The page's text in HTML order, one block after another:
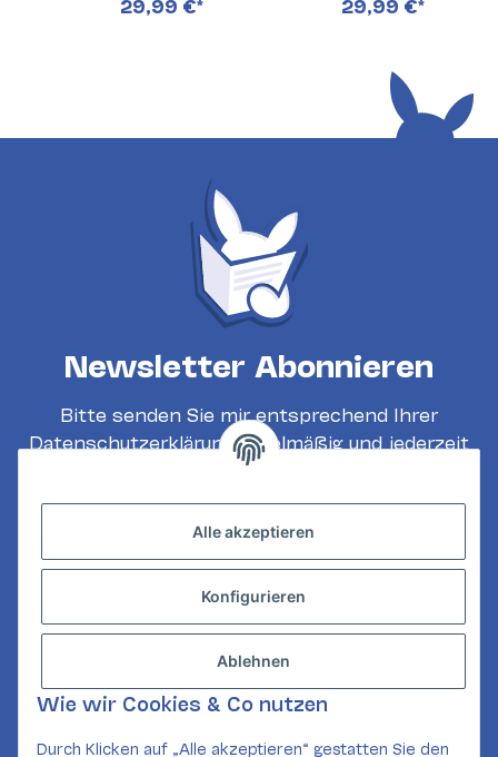
29,99 €*
29,99 €*
Newsletter Abonnieren
Bitte senden Sie mir entsprechend Ihrer
Datenschutzerklärungregelmäßig und jederzeit
widerruflich Informationen zu Ihrem
Produktsortiment per E-Mail zu.
GESETZLICHE INFORMATIONEN
KONTAKT
Alle akzeptieren
Konfigurieren
Ablehnen
Wie wir Cookies & Co nutzen
Durch Klicken auf „Alle akzeptieren“ gestatten Sie den